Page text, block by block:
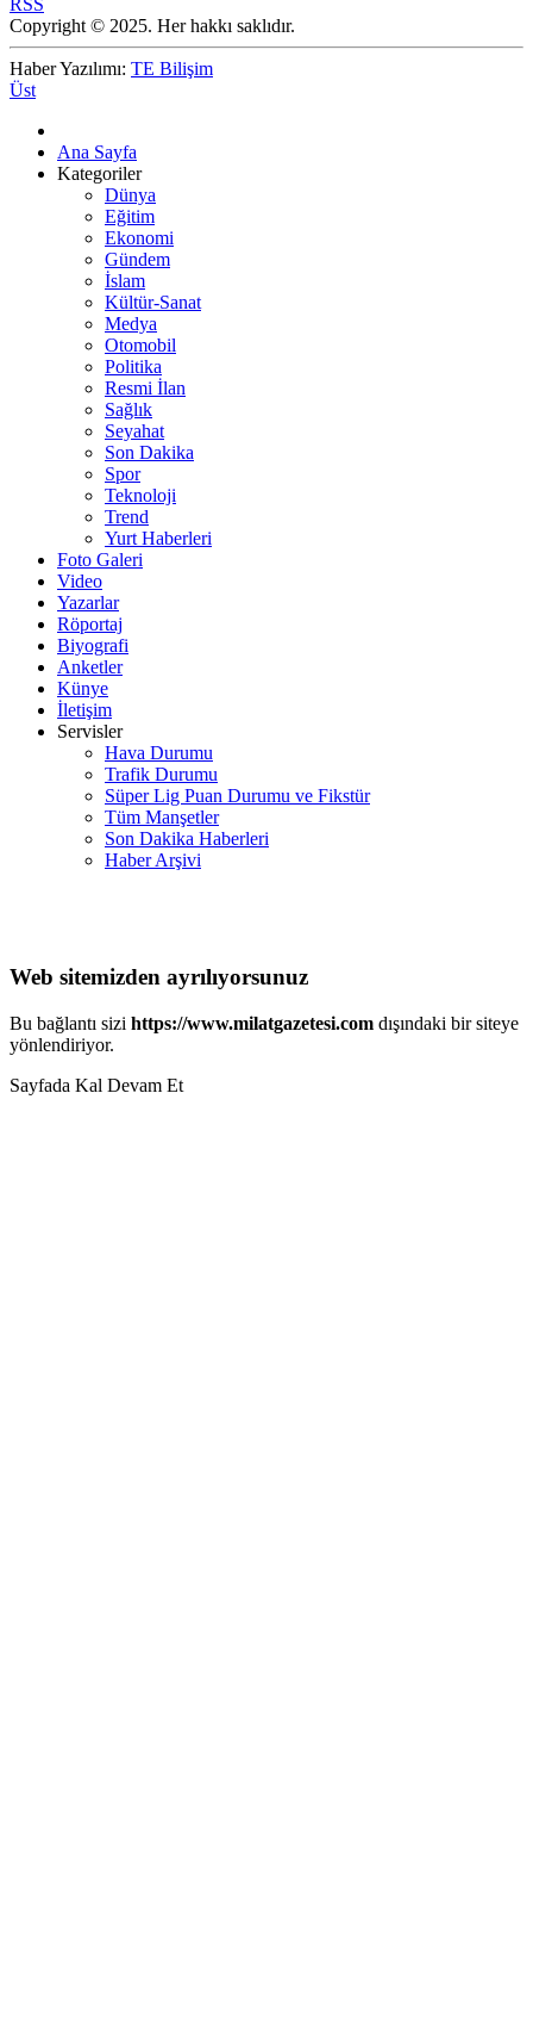
Copyright © 2025. Her hakkı saklıdır.
Haber Yazılımı: TE Bilişim
Üst
Ana Sayfa
Kategoriler
Dünya
Eğitim
Ekonomi
Gündem
İslam
Kültür-Sanat
Medya
Otomobil
Politika
Resmi İlan
Sağlık
Seyahat
Son Dakika
Spor
Teknoloji
Trend
Yurt Haberleri
Foto Galeri
Video
Yazarlar
Röportaj
Biyografi
Anketler
Künye
İletişim
Servisler
Hava Durumu
Trafik Durumu
Süper Lig Puan Durumu ve Fikstür
Tüm Manşetler
Son Dakika Haberleri
Haber Arşivi
Web sitemizden ayrılıyorsunuz
Bu bağlantı sizi https://www.milatgazetesi.com dışındaki bir siteye
yönlendiriyor.
Sayfada Kal Devam Et